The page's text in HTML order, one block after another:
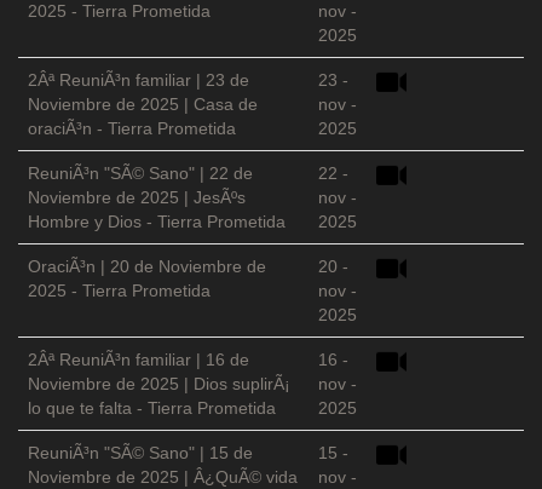
2025 - Tierra Prometida
nov -
2025
2Âª ReuniÃ³n familiar | 23 de
Noviembre de 2025 | Casa de
oraciÃ³n - Tierra Prometida
23 -
nov -
2025
ReuniÃ³n "SÃ© Sano" | 22 de
Noviembre de 2025 | JesÃºs
Hombre y Dios - Tierra Prometida
22 -
nov -
2025
OraciÃ³n | 20 de Noviembre de
2025 - Tierra Prometida
20 -
nov -
2025
2Âª ReuniÃ³n familiar | 16 de
Noviembre de 2025 | Dios suplirÃ¡
lo que te falta - Tierra Prometida
16 -
nov -
2025
ReuniÃ³n "SÃ© Sano" | 15 de
Noviembre de 2025 | Â¿QuÃ© vida
15 -
nov -